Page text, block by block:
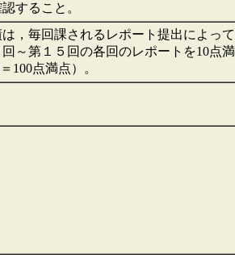
認すること。
は，毎回課されるレポート提出によっ
～第１５回の各回のレポートを10点
100点満点）。